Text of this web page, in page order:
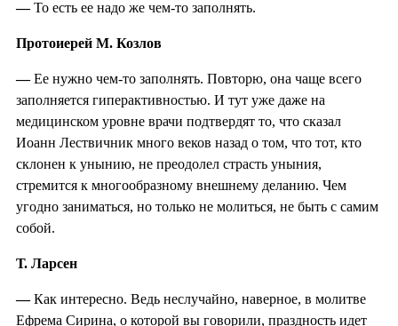
—То есть ее надо же чем-то заполнять.
Протоиерей М. Козлов
—Ее нужно чем-то заполнять. Повторю, она чаще всего
заполняется гиперактивностью. И тут уже даже на
медицинском уровне врачи подтвердят то, что сказал
Иоанн Лествичник много веков назад о том, что тот, кто
склонен к унынию, не преодолел страсть уныния,
стремится к многообразному внешнему деланию. Чем
угодно заниматься, но только не молиться, не быть с самим
собой.
Т. Ларсен
—Как интересно. Ведь неслучайно, наверное, в молитве
Ефрема Сирина, о которой вы говорили, праздность идет